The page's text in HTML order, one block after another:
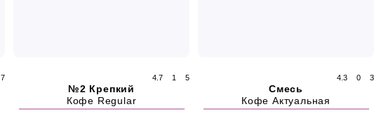
7 4.7 1 5
№2 Крепкий
Кофе Regular
4.3 0 3
Смесь
Кофе Актуальная